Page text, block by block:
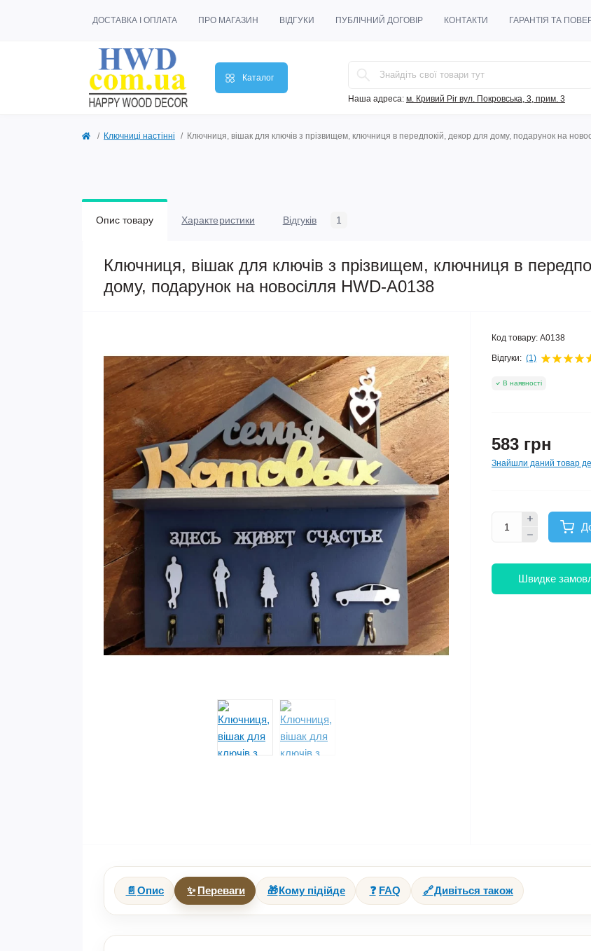
ДОСТАВКА І ОПЛАТА ПРО МАГАЗИН ВІДГУКИ ПУБЛІЧНИЙ ДОГОВІР КОНТАКТИ ГАРАНТІЯ ТА
Каталог
Наша адреса: м. Кривий Ріг вул. Покровська, 3, прим. 3
Ключниці настінні Ключниця, вішак для ключів з прізвищем, ключниця в передпокій, декор для дому, подарунок на
Опис товару Характеристики Відгуків 1
Ключниця, вішак для ключів з прізвищем, ключниця в
дому, подарунок на новосілля HWD-A0138
Код товару: A0138
Відгуки: (1)
В наявності
583 грн
Знайшли даний товар
Швидке
📄 Опис ✨ Переваги 🎁Кому підійде ❓ FAQ 🔗Дивіться також